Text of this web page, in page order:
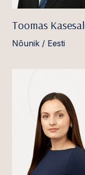
Toomas
Nõunik / Eesti